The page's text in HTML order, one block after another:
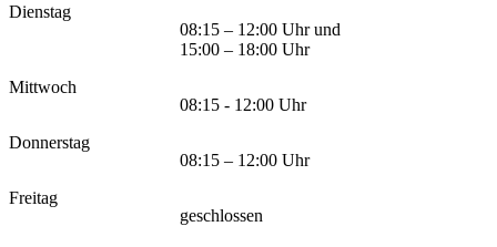
Dienstag
08:15 – 12:00 Uhr und
15:00 – 18:00 Uhr
Mittwoch
08:15 - 12:00 Uhr
Donnerstag
08:15 – 12:00 Uhr
Freitag
geschlossen